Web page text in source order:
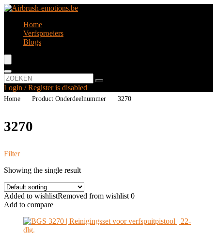
Home
Verfsproeiers
Blogs
Login / Register is disabled
Home Product Onderdeelnummer ‎3270
‎3270
Filter
Showing the single result
Added to wishlistRemoved from wishlist 0
Add to compare